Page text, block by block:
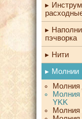
пэчворка
Нити
Молнии
Молния
Молния
YKK
Молния